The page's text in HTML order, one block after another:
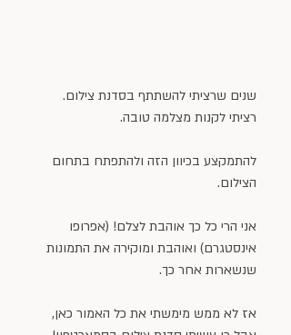
שנים שרציתי להשתתף בסדנת צילום.
רציתי לקנות מצלמה טובה.
להתמקצע בכיוון הזה ולהתפתח בתחום
הצילום.
אני הרי כל כך אוהבת לצלם! (אפרופו
אינסטגרם) ואוהבת ומוקירה את התמונות
שנשארות אחר כך.
אז לא ממש מימשתי את כל האמור כאן,